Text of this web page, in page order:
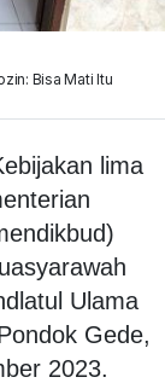
Bisa Mati Itu
lima
Ulama
Gede,
2023.